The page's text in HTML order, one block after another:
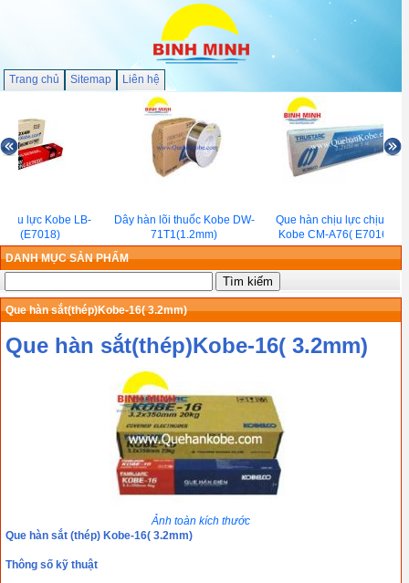
Trang chủ Sitemap Liên hệ
lực Kobe LB-
(E7018)
Dây hàn lõi thuốc Kobe DW-
71T1(1.2mm)
Que hàn chịu lực chịu nhiệt
Kobe CM-A76( E7016-A1)
DANH MỤC SẢN PHẨM
Que hàn sắt(thép)Kobe-16( 3.2mm)
Que hàn sắt(thép)Kobe-16( 3.2mm)
Ảnh toàn kích thước
Que hàn sắt (thép) Kobe-16( 3.2mm)
Thông số kỹ thuật